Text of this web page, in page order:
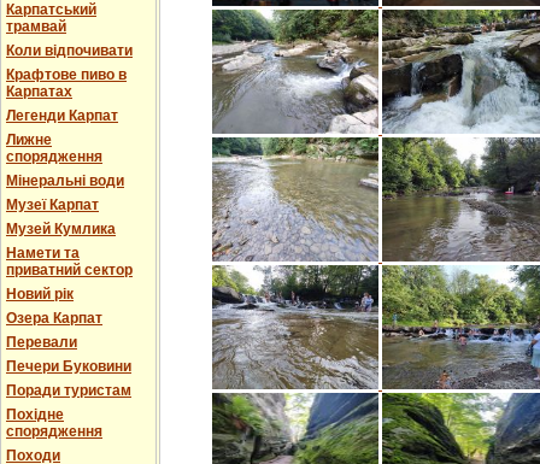
Карпатський
трамвай
Коли відпочивати
Крафтове пиво в
Карпатах
Легенди Карпат
Лижне
спорядження
Мінеральні води
Музеї Карпат
Музей Кумлика
Намети та
приватний сектор
Новий рік
Озера Карпат
Перевали
Печери Буковини
Поради туристам
Похідне
спорядження
Походи